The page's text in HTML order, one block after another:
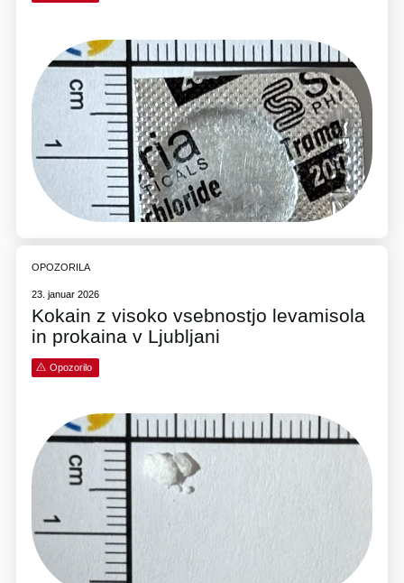
OPOZORILA
23. januar 2026
Kokain z visoko vsebnostjo levamisola
in prokaina v Ljubljani
Opozorilo